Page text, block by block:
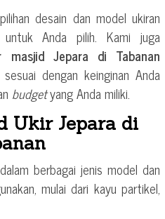
desain dan model ukiran
Anda pilih. Kami juga
masjid Jepara di Tabanan
dengan keinginan Anda
budgetyang Anda miliki.
Ukir Jepara di
berbagai jenis model dan
mulai dari kayu partikel,